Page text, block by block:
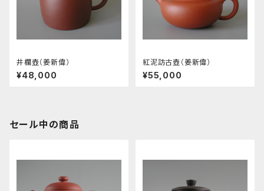
井欄壺（姜新偉）
¥48,000
紅泥訪古壺（姜新偉）
¥55,000
セール中の商品